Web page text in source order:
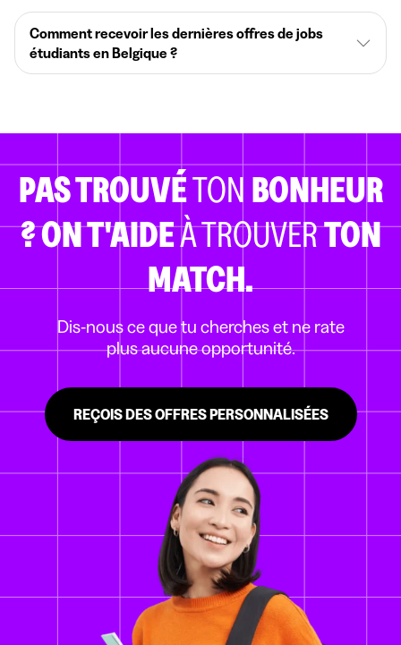
Comment recevoir les dernières offres de jobs
étudiants en Belgique ?
PAS TROUVÉTON BONHEUR
?ON T'AIDEÀ TROUVERTON
MATCH.
Dis-nous ce que tu cherches et ne rate
plus aucune opportunité.
REÇOIS DES OFFRES PERSONNALISÉES